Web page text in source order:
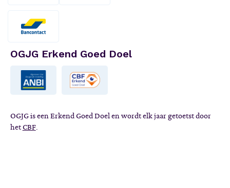
OGJG Erkend Goed Doel
OGJG is een Erkend Goed Doel en wordt elk jaar getoetst door
hetCBF.